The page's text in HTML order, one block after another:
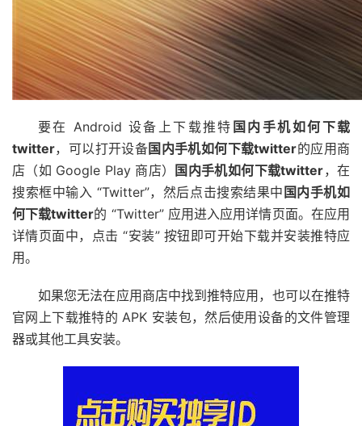
要在 Android 设备上下载推特 国内手机如何下载
twitter，可以打开设备国内手机如何下载twitter的应用商
店（如 Google Play 商店）
国内手机如何下载twitter，在
搜索框中输入 “Twitter”，然后点击搜索结果中 国内手机如
何下载twitter的 “Twitter” 应用进入应用详情页面。在应用
详情页面中，点击 “安装” 按钮即可开始下载并安装推特应
用。
如果您无法在应用商店中找到推特应用，也可以在推特
官网上下载推特的 APK 安装包，然后使用设备的文件管理
器或其他工具安装。